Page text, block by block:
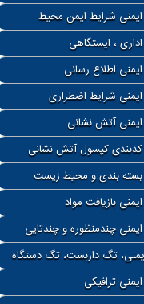
ایمنی شرایط ایمن محیط
اداری ، ایستگاهی
ایمنی اطلاع رسانی
ایمنی شرایط اضطراری
ایمنی آتش نشانی
کدبندی کپسول آتش نشانی
بسته بندی و محیط زیست
بازیافت مواد
ایمنی چندمنظوره و چندتایی
تگ داربست، تگ دستگاه
ترافیکی